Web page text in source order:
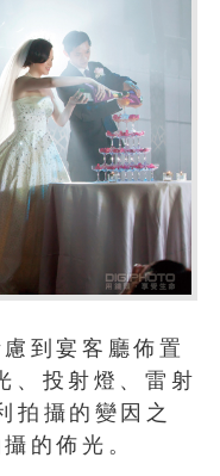
到宴客廳佈置
、投射燈、雷射
拍攝的變因之
的佈光。